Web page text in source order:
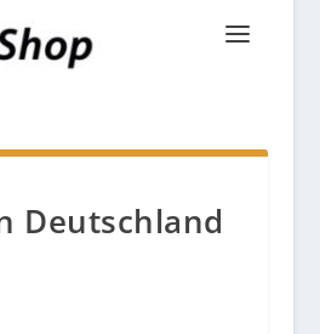
Deutschland